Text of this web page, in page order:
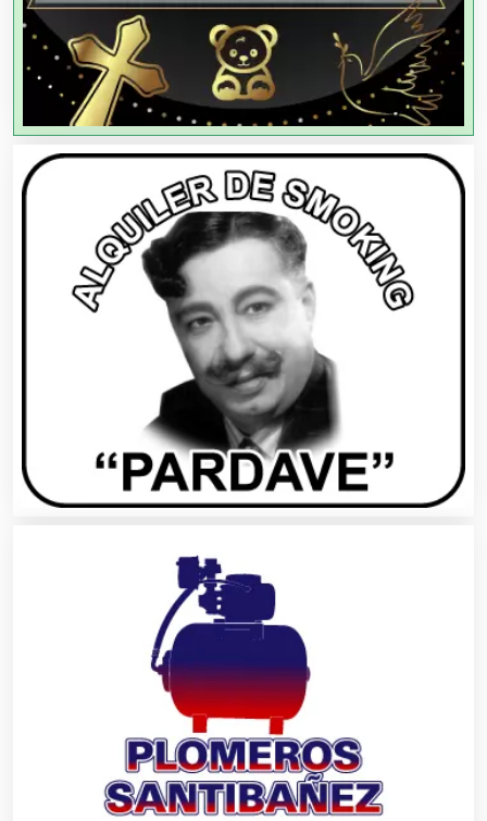
Agencias de Viajes
Agricultores
Agricultura y Ganadería
Agua Purificada
Aire Acondicionado
Alarmas
Alimentos
Almacenaje
Alquiler de Autos